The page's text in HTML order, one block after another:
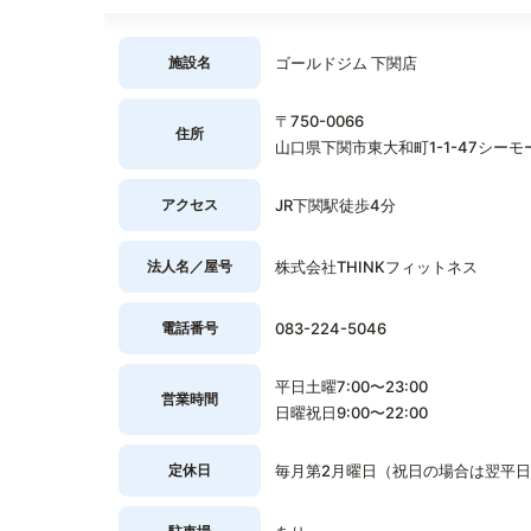
施設名 ゴールドジム 下関店
住所
〒750-0066
山口県下関市東大和町1-1-47シーモ
アクセス JR下関駅徒歩4分
法人名／屋号 株式会社THINKフィットネス
電話番号 083-224-5046
営業時間
平日土曜7:00〜23:00
日曜祝日9:00〜22:00
定休日 毎月第2月曜日（祝日の場合は翌平日